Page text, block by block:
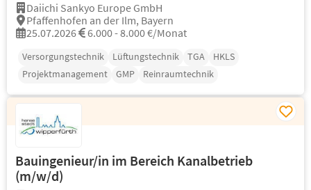
Daiichi Sankyo Europe GmbH
Pfaffenhofen an der Ilm, Bayern
25.07.2026
6.000 - 8.000 €/Monat
Versorgungstechnik Lüftungstechnik TGA
HKLS
Projektmanagement
GMP Reinraumtechnik
Bauingenieur/in im Bereich Kanalbetrieb
(m/w/d)